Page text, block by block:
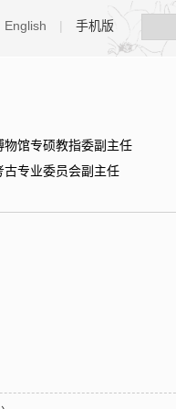
English | 手机版
馆专硕教指委副主任
专业委员会副主任